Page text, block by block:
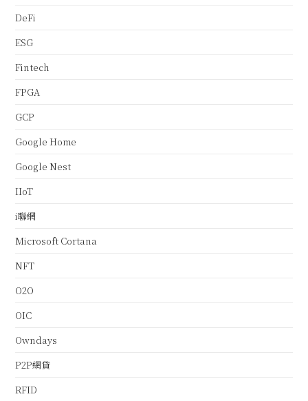
DeFi
ESG
Fintech
FPGA
GCP
Google Home
Google Nest
IIoT
i聯網
Microsoft Cortana
NFT
O2O
OIC
Owndays
P2P網貸
RFID